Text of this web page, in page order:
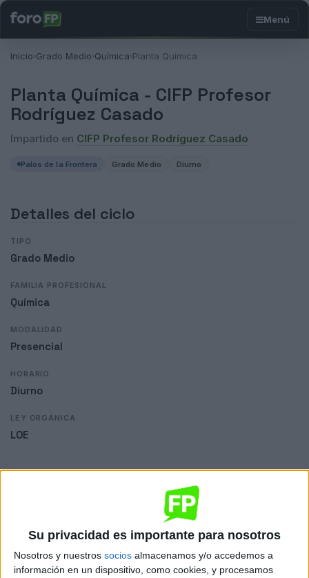
Su privacidad es importante para nosotros
Nosotros y nuestros socios almacenamos y/o accedemos a
información en un dispositivo, como cookies, y procesamos
Inicio›Grado Medio›Química›Planta Química
Planta Química - CIFP Profesor
Rodríguez Casado
Impartido en CIFP Profesor Rodríguez Casado
Palos de la Frontera Grado Medio Diurno
Detalles del ciclo
TIPO
Grado Medio
FAMILIA PROFESIONAL
Química
MODALIDAD
Presencial
HORARIO
Diurno
LEY ORGÁNICA
LOE
Dónde se imparte
CIFP Profesor Rodríguez Casado
Sede